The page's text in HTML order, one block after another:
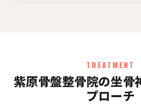
TREATMENT
紫原骨盤整骨院の坐骨
プローチ